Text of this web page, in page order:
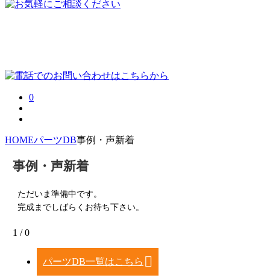
0
HOMEパーツDB事例・声新着
事例・声新着
ただいま準備中です。
完成までしばらくお待ち下さい。
1 / 0
パーツDB一覧はこちら